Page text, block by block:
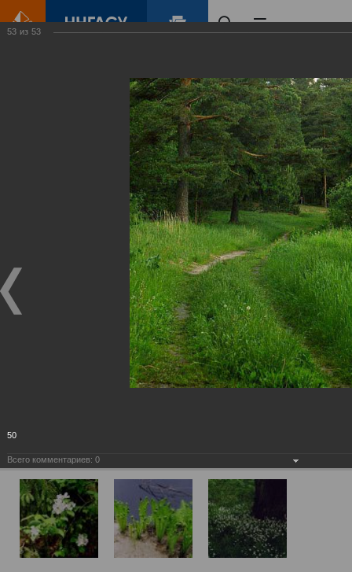
Зеленый Город
Виртуальные
выставки
(фотоальбомы)
53 из 53
50
Всего комментариев: 0